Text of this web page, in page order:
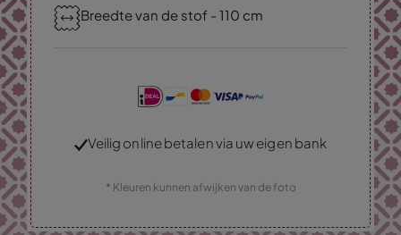
Breedte van de stof - 110 cm
Veilig online betalen via uw eigen bank
* Kleuren kunnen afwijken van de foto